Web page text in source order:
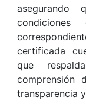
asegurando
certificada
que
comprensión
transparencia